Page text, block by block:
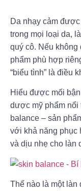
Da nhạy cảm được
trong mọi loại da,
quý cô. Nếu
phẩm phù hợp
“biểu tình” là điều
Hiểu được mối
dược mỹ phẩm nổi
balance – sản
với khả năng phục
và dịu nhẹ cho làn
Thế nào là một làn